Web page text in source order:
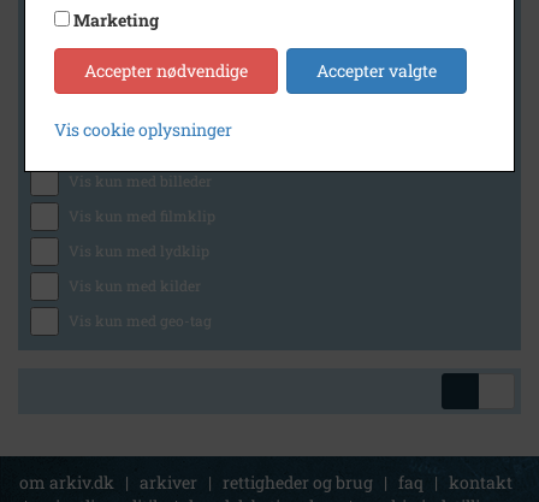
Generelt
Vis kun med billeder
Vis kun med filmklip
Vis kun med lydklip
Vis kun med kilder
Vis kun med geo-tag
om arkiv.dk | arkiver | rettigheder og brug | faq | kontakt
Marketing
Accepter nødvendige Accepter valgte
Vis cookie oplysninger